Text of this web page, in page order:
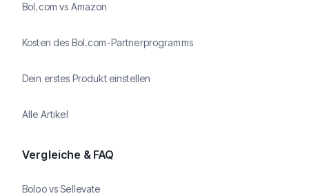
Bol.com vs Amazon
Kosten des Bol.com-Partnerprogramms
Dein erstes Produkt einstellen
Alle Artikel
Vergleiche & FAQ
Boloo vs Sellevate